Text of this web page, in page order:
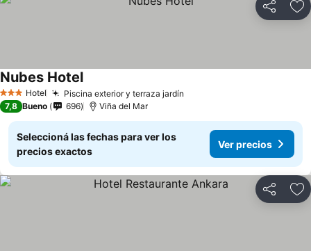
Compartir
3 Estrellas
Hotel Piscina exterior y terraza jardín
Nubes Hotel
7,8 Bueno 696 Viña del Mar
Seleccioná las fechas para ver los
precios exactos
Ver precios
Compartir